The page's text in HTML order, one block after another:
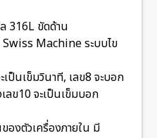
316L ขัดด้าน
Machine ระบบไข
ป็นเข็มวินาที, เลข8 จะบอก
ลข10 จะเป็นเข็มบอก
องตัวเครื่องภายใน มี